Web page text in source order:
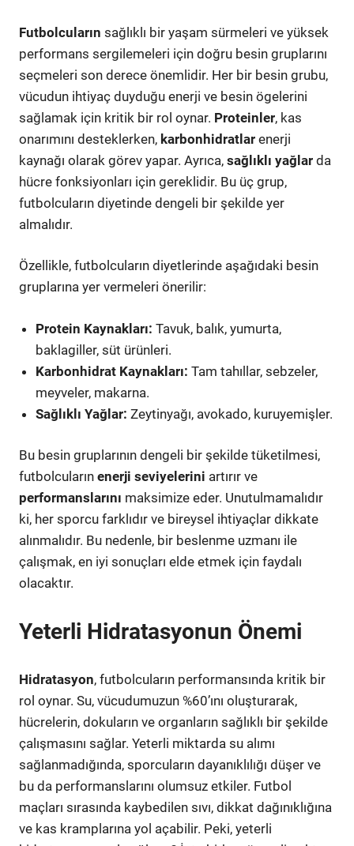
Futbolcuların sağlıklı bir yaşam sürmeleri ve yüksek
performans sergilemeleri için doğru besin gruplarını
seçmeleri son derece önemlidir. Her bir besin grubu,
vücudun ihtiyaç duyduğu enerji ve besin ögelerini
sağlamak için kritik bir rol oynar. Proteinler, kas
onarımını desteklerken, karbonhidratlar enerji
kaynağı olarak görev yapar. Ayrıca, sağlıklı yağlar da
hücre fonksiyonları için gereklidir. Bu üç grup,
futbolcuların diyetinde dengeli bir şekilde yer
almalıdır.
Özellikle, futbolcuların diyetlerinde aşağıdaki besin
gruplarına yer vermeleri önerilir:
Protein Kaynakları: Tavuk, balık, yumurta,
baklagiller, süt ürünleri.
Karbonhidrat Kaynakları: Tam tahıllar, sebzeler,
meyveler, makarna.
Sağlıklı Yağlar: Zeytinyağı, avokado, kuruyemişler.
Bu besin gruplarının dengeli bir şekilde tüketilmesi,
futbolcuların enerji seviyelerini artırır ve
performanslarını maksimize eder. Unutulmamalıdır
ki, her sporcu farklıdır ve bireysel ihtiyaçlar dikkate
alınmalıdır. Bu nedenle, bir beslenme uzmanı ile
çalışmak, en iyi sonuçları elde etmek için faydalı
olacaktır.
Yeterli Hidratasyonun Önemi
Hidratasyon, futbolcuların performansında kritik bir
rol oynar. Su, vücudumuzun %60’ını oluşturarak,
hücrelerin, dokuların ve organların sağlıklı bir şekilde
çalışmasını sağlar. Yeterli miktarda su alımı
sağlanmadığında, sporcuların dayanıklılığı düşer ve
bu da performanslarını olumsuz etkiler. Futbol
maçları sırasında kaybedilen sıvı, dikkat dağınıklığına
ve kas kramplarına yol açabilir. Peki, yeterli